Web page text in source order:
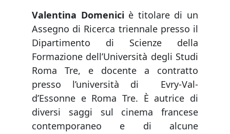
Valentina Domeniciè titolare di un
Assegno di Ricerca triennale presso il
Dipartimento di Scienze della
Formazione dell’Università degli Studi
Roma Tre, e docente a contratto
presso l’università di Evry-Val-
d’Essonne e Roma Tre. È autrice di
diversi saggi sul cinema francese
contemporaneo e di alcune